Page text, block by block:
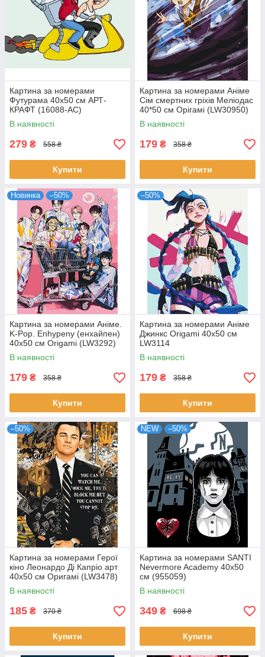
Картина за номерами
Футурама 40х50 см АРТ-
КРАФТ (16088-AC)
В наявності
279 ₴ 558 ₴
Купити
Картина за номерами Аніме
Сім смертних гріхів Меліодас
40*50 см Орігамі (LW30950)
В наявності
179 ₴ 358 ₴
Купити
Новинка –50%
Картина за номерами Аніме.
K-Pop. Enhypenу (енхайпен)
40x50 см Origami (LW3292)
В наявності
179 ₴ 358 ₴
Купити
–50%
Картина за номерами Аніме
Джинкс Origami 40x50 см
LW3114
В наявності
179 ₴ 358 ₴
Купити
–50%
Картина за номерами Герої
кіно Леонардо Ді Капріо арт
40x50 см Оригамі (LW3478)
В наявності
185 ₴ 370 ₴
Купити
NEW –50%
Картина за номерами SANTI
Nevermore Academy 40х50
см (955059)
В наявності
349 ₴ 698 ₴
Купити